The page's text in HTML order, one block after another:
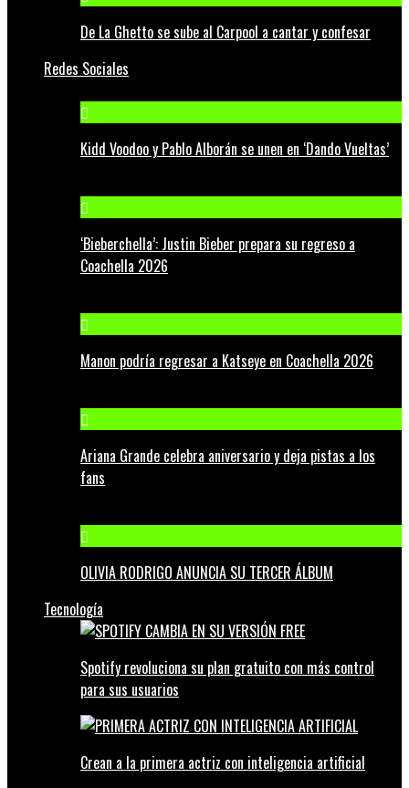
De La Ghetto se sube al Carpool a cantar y confesar
Redes Sociales
Kidd Voodoo y Pablo Alborán se unen en ‘Dando Vueltas’
‘Bieberchella’: Justin Bieber prepara su regreso a
Coachella 2026
Manon podría regresar a Katseye en Coachella 2026
Ariana Grande celebra aniversario y deja pistas a los
fans
OLIVIA RODRIGO ANUNCIA SU TERCER ÁLBUM
Tecnología
Spotify revoluciona su plan gratuito con más control
para sus usuarios
Crean a la primera actriz con inteligencia artificial